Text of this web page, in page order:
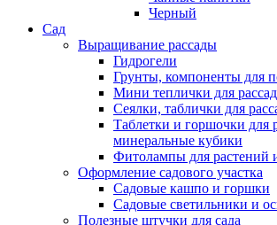
Черный
Сад
Выращивание рассады
Гидрогели
Грунты, компоненты для
Мини теплички для
Сеялки, таблички для
Таблетки и горшочки для
минеральные кубики
Фитолампы для растений
Оформление садового участка
Садовые кашпо и горшки
Садовые светильники и
Полезные штучки для сада